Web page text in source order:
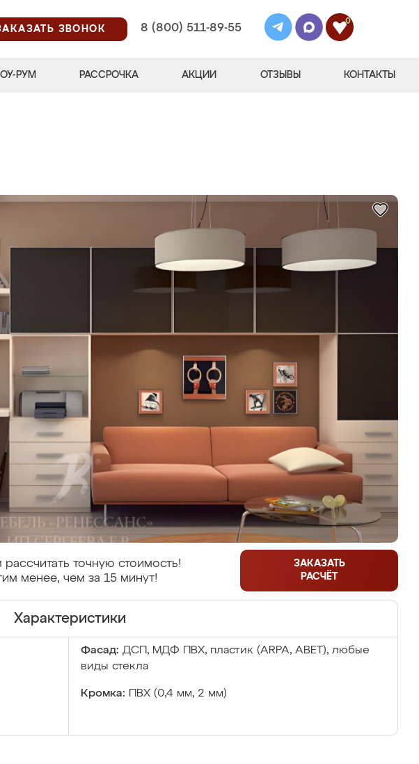
ЗВОНОК
8 (800) 511-89-55
0
РУМ РАССРОЧКА АКЦИИ ОТЗЫВЫ КОНТАКТЫ
точную стоимость!
менее, чем за 15 минут!
ЗАКАЗАТЬ
РАСЧЁТ
Характеристики
Фасад: ДСП, МДФ ПВХ, пластик (ARPA, ABET), любые
виды стекла
Кромка: ПВХ (0,4 мм, 2 мм)